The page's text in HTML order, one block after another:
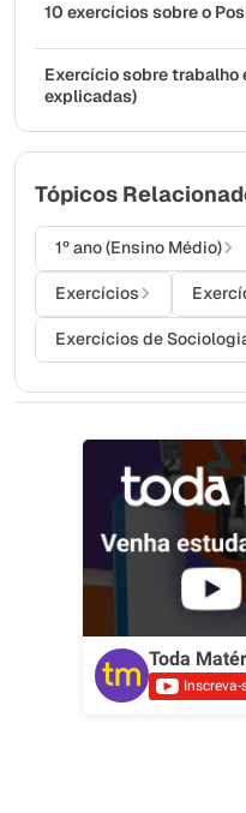
10 exercícios sobre o
Exercício sobre trabalho
explicadas)
Tópicos
1º ano (Ensino Médio)
Exercícios
Exercícios de
Toda
Inscreva-